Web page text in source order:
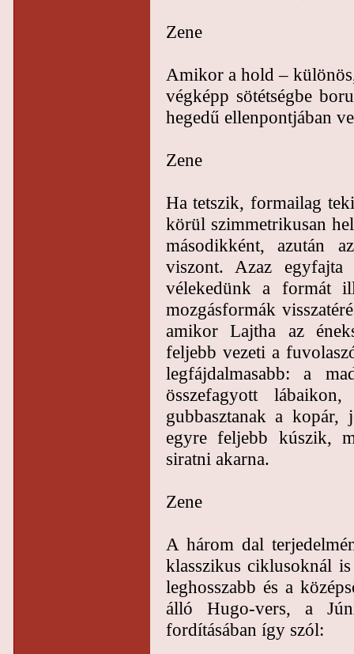
Zene
Amikor a hold –
végképp sötétségbe
hegedű ellenpontjában
Zene
Ha tetszik, formailag
körül szimmetrikusan
másodikként, azután
viszont. Azaz
vélekedünk a formát
mozgásformák
amikor Lajtha az
feljebb vezeti a
legfájdalmasabb: a
összefagyott
gubbasztanak a
egyre feljebb kúszik,
siratni akarna.
Zene
A három dal
klasszikus ciklusoknál
leghosszabb és a
álló Hugo-vers, a
fordításában így szól: